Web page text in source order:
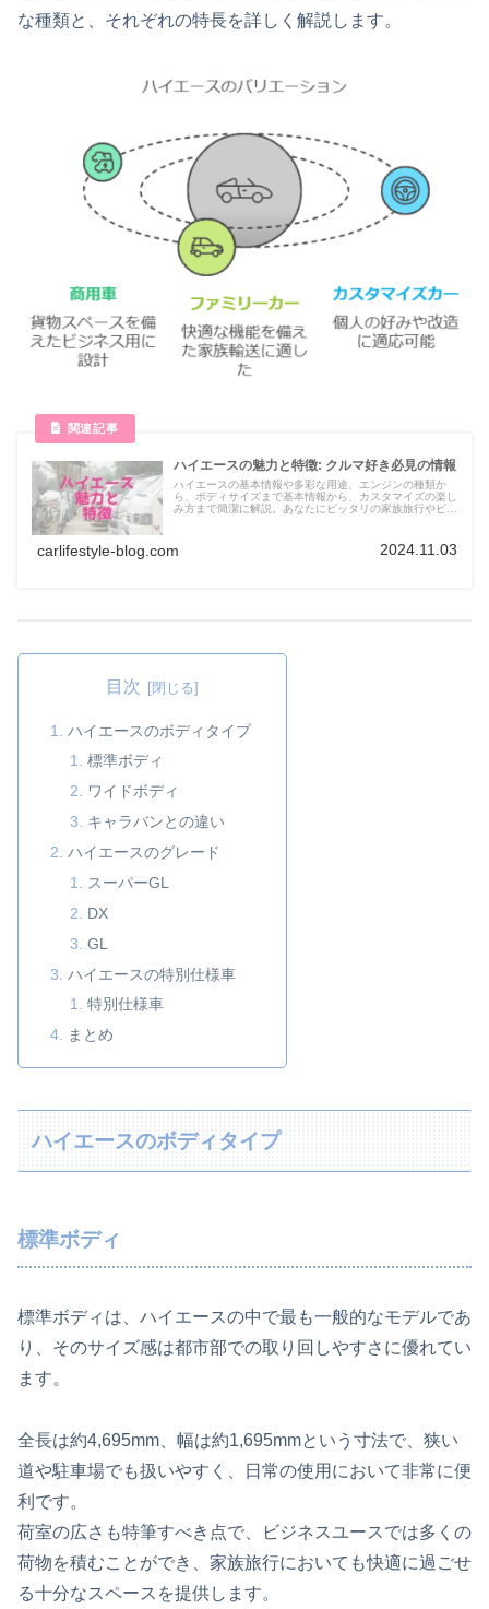
な種類と、それぞれの特長を詳しく解説します。
ハイエースの魅力と特徴: クルマ好き必見の情報
ハイエースの基本情報や多彩な用途、エンジンの種類か
ら、ボディサイズまで基本情報から、カスタマイズの楽し
み方まで簡潔に解説。あなたにピッタリの家族旅行やビジ
carlifestyle-blog.com 2024.11.03
目次
ハイエースのボディタイプ
標準ボディ
ワイドボディ
キャラバンとの違い
ハイエースのグレード
スーパーGL
DX
GL
ハイエースの特別仕様車
特別仕様車
まとめ
ハイエースのボディタイプ
標準ボディ
標準ボディは、ハイエースの中で最も一般的なモデルであ
り、そのサイズ感は都市部での取り回しやすさに優れてい
ます。
全長は約4,695mm、幅は約1,695mmという寸法で、狭い
道や駐車場でも扱いやすく、日常の使用において非常に便
利です。
荷室の広さも特筆すべき点で、ビジネスユースでは多くの
荷物を積むことができ、家族旅行においても快適に過ごせ
る十分なスペースを提供します。